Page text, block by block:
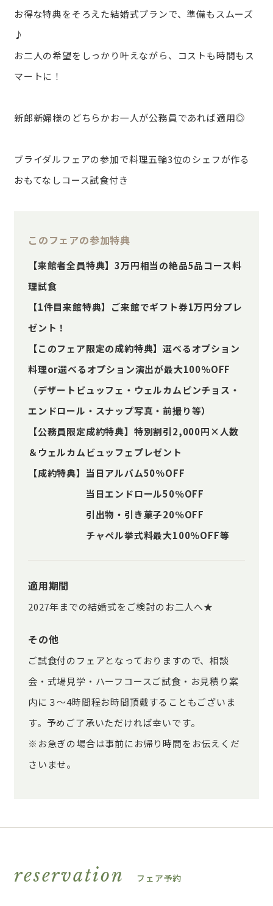
お得な特典をそろえた結婚式プランで、準備もスムーズ
♪
お二人の希望をしっかり叶えながら、コストも時間もス
マートに！
新郎新婦様のどちらかお一人が公務員であれば適用◎
ブライダルフェアの参加で料理五輪3位のシェフが作る
おもてなしコース試食付き
このフェアの参加特典
【来館者全員特典】3万円相当の絶品5品コース料
理試食
【1件目来館特典】ご来館でギフト券1万円分プレ
ゼント！
【このフェア限定の成約特典】選べるオプション
料理or選べるオプション演出が最大100％OFF
（デザートビュッフェ・ウェルカムピンチョス・
エンドロール・スナップ写真・前撮り等）
【公務員限定成約特典】特別割引2,000円×人数
＆ウェルカムビュッフェプレゼント
【成約特典】当日アルバム50％OFF
当日エンドロール50％OFF
引出物・引き菓子20％OFF
チャペル挙式料最大100％OFF等
適用期間
2027年までの結婚式をご検討のお二人へ★
その他
ご試食付のフェアとなっておりますので、相談
会・式場見学・ハーフコースご試食・お見積り案
内に３～4時間程お時間頂戴することもございま
す。予めご了承いただければ幸いです。
※お急ぎの場合は事前にお帰り時間をお伝えくだ
さいませ。
reservation フェア予約